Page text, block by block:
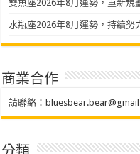
雙魚座2026年8月運勢，重新規
水瓶座2026年8月運勢，持續努
商業合作
請聯絡：